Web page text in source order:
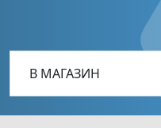
В МАГАЗИН